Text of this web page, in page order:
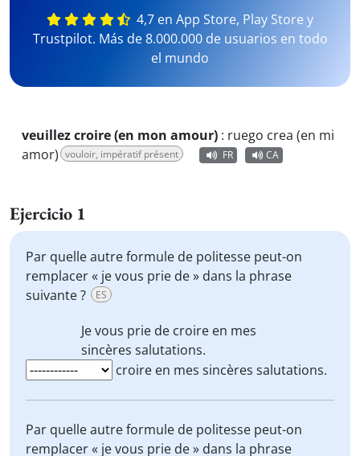
4,7 en App Store, Play Store y
Trustpilot. Más de 8.000.000 de usuarios en todo
el mundo
veuillez croire (en mon amour) : ruego crea (en mi
amor) vouloir, impératif présent FR CA
Ejercicio 1
Par quelle autre formule de politesse peut-on
remplacer « je vous prie de » dans la phrase
suivante ?
ES
Je vous prie de croire en mes
sincères salutations.
croire en mes sincères salutations.
Par quelle autre formule de politesse peut-on
remplacer « je vous prie de » dans la phrase